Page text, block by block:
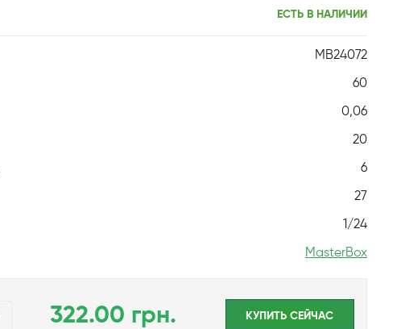
ЕСТЬ В НАЛИЧИИ
MB24072
60
0,06
20
6
27
1/24
MasterBox
322.00 грн. КУПИТЬ CЕЙЧАС